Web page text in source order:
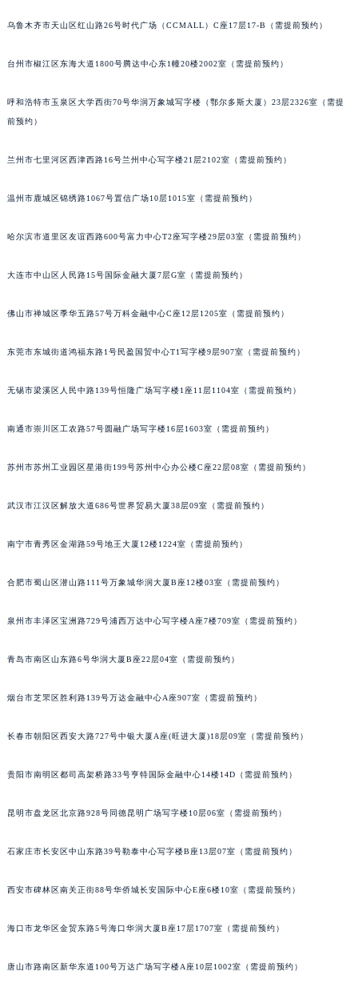
乌鲁木齐市天山区红山路26号时代广场（CCMALL）C座17层17-B（需提前预约）
台州市椒江区东海大道1800号腾达中心东1幢20楼2002室（需提前预约）
呼和浩特市玉泉区大学西街70号华润万象城写字楼（鄂尔多斯大厦）23层2326室（需提
前预约）
兰州市七里河区西津西路16号兰州中心写字楼21层2102室（需提前预约）
温州市鹿城区锦绣路1067号置信广场10层1015室（需提前预约）
哈尔滨市道里区友谊西路600号富力中心T2座写字楼29层03室（需提前预约）
大连市中山区人民路15号国际金融大厦7层G室（需提前预约）
佛山市禅城区季华五路57号万科金融中心C座12层1205室（需提前预约）
东莞市东城街道鸿福东路1号民盈国贸中心T1写字楼9层907室（需提前预约）
无锡市梁溪区人民中路139号恒隆广场写字楼1座11层1104室（需提前预约）
南通市崇川区工农路57号圆融广场写字楼16层1603室（需提前预约）
苏州市苏州工业园区星港街199号苏州中心办公楼C座22层08室（需提前预约）
武汉市江汉区解放大道686号世界贸易大厦38层09室（需提前预约）
南宁市青秀区金湖路59号地王大厦12楼1224室（需提前预约）
合肥市蜀山区潜山路111号万象城华润大厦B座12楼03室（需提前预约）
泉州市丰泽区宝洲路729号浦西万达中心写字楼A座7楼709室（需提前预约）
青岛市南区山东路6号华润大厦B座22层04室（需提前预约）
烟台市芝罘区胜利路139号万达金融中心A座907室（需提前预约）
长春市朝阳区西安大路727号中银大厦A座(旺进大厦)18层09室（需提前预约）
贵阳市南明区都司高架桥路33号亨特国际金融中心14楼14D（需提前预约）
昆明市盘龙区北京路928号同德昆明广场写字楼10层06室（需提前预约）
石家庄市长安区中山东路39号勒泰中心写字楼B座13层07室（需提前预约）
西安市碑林区南关正街88号华侨城长安国际中心E座6楼10室（需提前预约）
海口市龙华区金贸东路5号海口华润大厦B座17层1707室（需提前预约）
唐山市路南区新华东道100号万达广场写字楼A座10层1002室（需提前预约）